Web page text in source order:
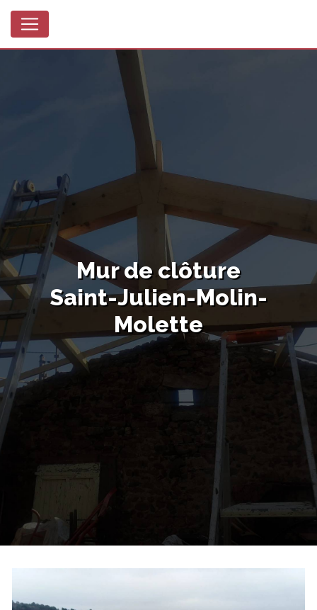
Mur de clôture
Saint-Julien-Molin-
Molette
Panneau de gestion des cookies